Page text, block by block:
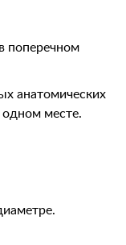
поперечном
анатомических
одном месте.